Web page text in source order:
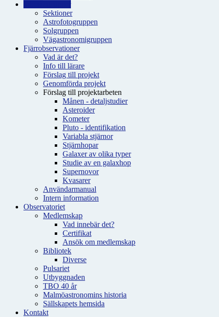
Sektioner
Astrofotogruppen
Solgruppen
Vägastronomigruppen
Fjärrobservationer
Vad är det?
Info till lärare
Förslag till projekt
Genomförda projekt
Förslag till projektarbeten
Månen - detaljstudier
Asteroider
Kometer
Pluto - identifikation
Variabla stjärnor
Stjärnhopar
Galaxer av olika typer
Studie av en galaxhop
Supernovor
Kvasarer
Användarmanual
Intern information
Observatoriet
Medlemskap
Vad innebär det?
Certifikat
Ansök om medlemskap
Bibliotek
Diverse
Pulsariet
Utbyggnaden
TBO 40 år
Malmöastronomins historia
Sällskapets hemsida
Kontakt